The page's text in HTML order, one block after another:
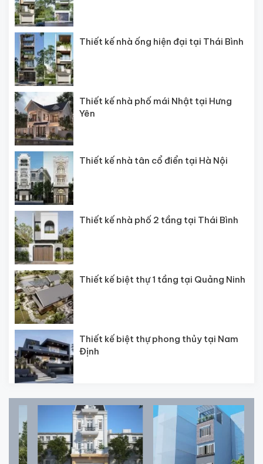
Thiết kế nhà ống hiện đại tại Thái Bình
Thiết kế nhà phố mái Nhật tại Hưng
Yên
Thiết kế nhà tân cổ điển tại Hà Nội
Thiết kế nhà phố 2 tầng tại Thái Bình
Thiết kế biệt thự 1 tầng tại Quảng Ninh
Thiết kế biệt thự phong thủy tại Nam
Định